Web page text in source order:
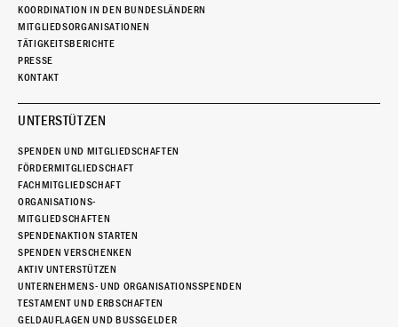
KOORDINATION IN DEN BUNDESLÄNDERN
MITGLIEDSORGANISATIONEN
TÄTIGKEITSBERICHTE
PRESSE
KONTAKT
UNTERSTÜTZEN
SPENDEN UND MITGLIEDSCHAFTEN
FÖRDERMITGLIEDSCHAFT
FACHMITGLIEDSCHAFT
ORGANISATIONS-
MITGLIEDSCHAFTEN
SPENDENAKTION STARTEN
SPENDEN VERSCHENKEN
AKTIV UNTERSTÜTZEN
UNTERNEHMENS- UND ORGANISATIONSSPENDEN
TESTAMENT UND ERBSCHAFTEN
GELDAUFLAGEN UND BUSSGELDER